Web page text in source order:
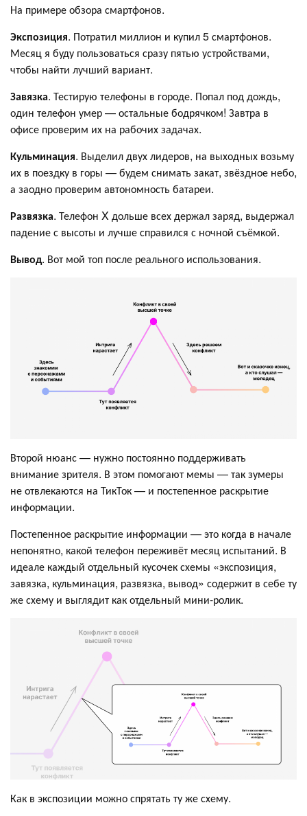
На примере обзора смартфонов.
Экспозиция. Потратил миллион и купил 5 смартфонов.
Месяц я буду пользоваться сразу пятью устройствами,
чтобы найти лучший вариант.
Завязка. Тестирую телефоны в городе. Попал под дождь,
один телефон умер — остальные бодрячком! Завтра в
офисе проверим их на рабочих задачах.
Кульминация. Выделил двух лидеров, на выходных возьму
их в поездку в горы — будем снимать закат, звёздное небо,
а заодно проверим автономность батареи.
Развязка. Телефон X дольше всех держал заряд, выдержал
падение с высоты и лучше справился с ночной съёмкой.
Вывод. Вот мой топ после реального использования.
Второй нюанс — нужно постоянно поддерживать
внимание зрителя. В этом помогают мемы — так зумеры
не отвлекаются на ТикТок — и постепенное раскрытие
информации.
Постепенное раскрытие информации — это когда в начале
непонятно, какой телефон переживёт месяц испытаний. В
идеале каждый отдельный кусочек схемы «экспозиция,
завязка, кульминация, развязка, вывод» содержит в себе ту
же схему и выглядит как отдельный мини-ролик.
Как в экспозиции можно спрятать ту же схему.